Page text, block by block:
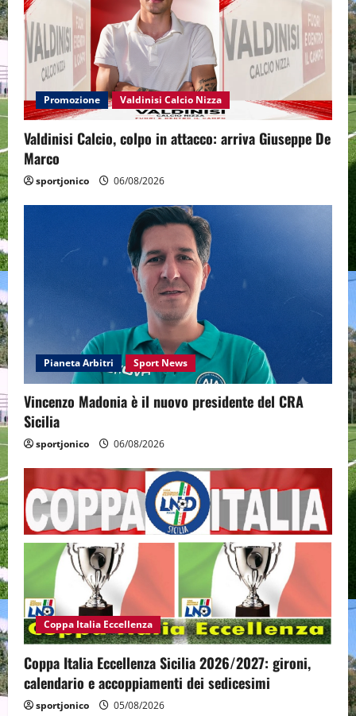
Promozione Valdinisi Calcio Nizza
Valdinisi Calcio, colpo in attacco: arriva Giuseppe De
Marco
sportjonico 06/08/2026
Pianeta Arbitri Sport News
Vincenzo Madonia è il nuovo presidente del CRA
Sicilia
sportjonico 06/08/2026
Coppa Italia Eccellenza
Coppa Italia Eccellenza Sicilia 2026/2027: gironi,
calendario e accoppiamenti dei sedicesimi
sportjonico 05/08/2026